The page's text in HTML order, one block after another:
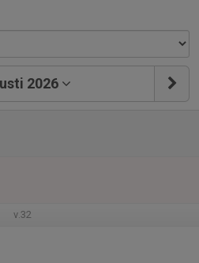
2026
v.32